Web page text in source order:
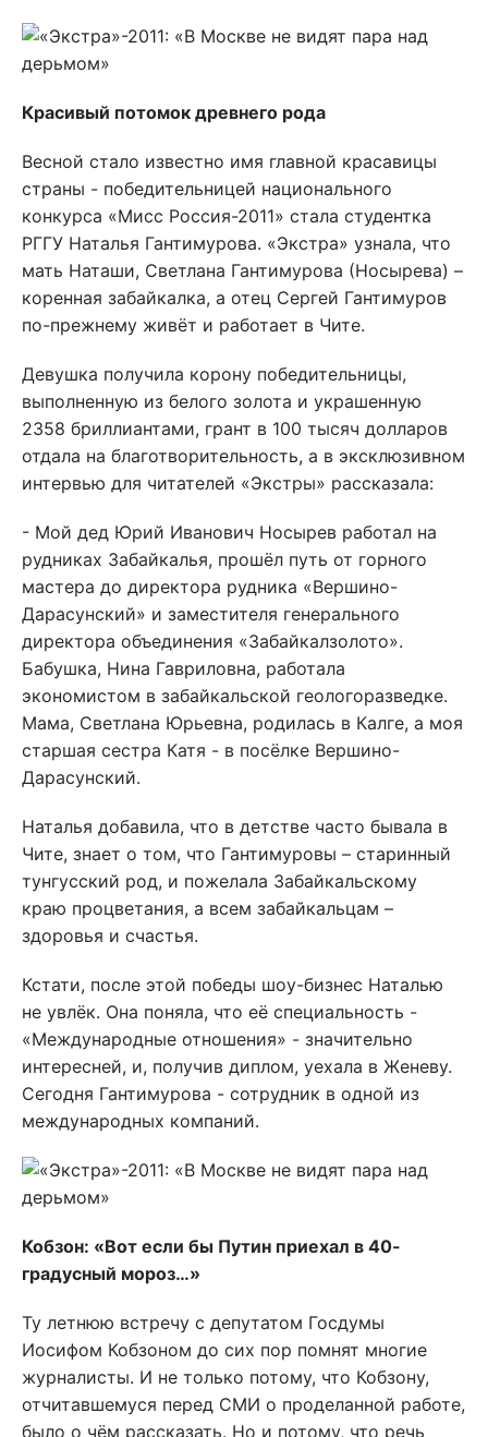
Красивый потомок древнего рода
Весной стало известно имя главной красавицы
страны - победительницей национального
конкурса «Мисс Россия-2011» стала студентка
РГГУ Наталья Гантимурова. «Экстра» узнала, что
мать Наташи, Светлана Гантимурова (Носырева) –
коренная забайкалка, а отец Сергей Гантимуров
по-прежнему живёт и работает в Чите.
Девушка получила корону победительницы,
выполненную из белого золота и украшенную
2358 бриллиантами, грант в 100 тысяч долларов
отдала на благотворительность, а в эксклюзивном
интервью для читателей «Экстры» рассказала:
- Мой дед Юрий Иванович Носырев работал на
рудниках Забайкалья, прошёл путь от горного
мастера до директора рудника «Вершино-
Дарасунский» и заместителя генерального
директора объединения «Забайкалзолото».
Бабушка, Нина Гавриловна, работала
экономистом в забайкальской геологоразведке.
Мама, Светлана Юрьевна, родилась в Калге, а моя
старшая сестра Катя - в посёлке Вершино-
Дарасунский.
Наталья добавила, что в детстве часто бывала в
Чите, знает о том, что Гантимуровы – старинный
тунгусский род, и пожелала Забайкальскому
краю процветания, а всем забайкальцам –
здоровья и счастья.
Кстати, после этой победы шоу-бизнес Наталью
не увлёк. Она поняла, что её специальность -
«Международные отношения» - значительно
интересней, и, получив диплом, уехала в Женеву.
Сегодня Гантимурова - сотрудник в одной из
международных компаний.
Кобзон: «Вот если бы Путин приехал в 40-
градусный мороз…»
Ту летнюю встречу с депутатом Госдумы
Иосифом Кобзоном до сих пор помнят многие
журналисты. И не только потому, что Кобзону,
отчитавшемуся перед СМИ о проделанной работе,
было о чём рассказать. Но и потому, что речь